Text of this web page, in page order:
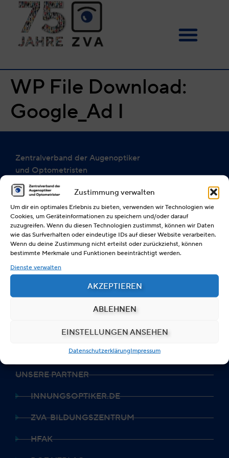
Zustimmung verwalten
Um dir ein optimales Erlebnis zu bieten, verwenden wir Technologien wie
Cookies, um Geräteinformationen zu speichern und/oder darauf
zuzugreifen. Wenn du diesen Technologien zustimmst, können wir Daten
wie das Surfverhalten oder eindeutige IDs auf dieser Website verarbeiten.
Wenn du deine Zustimmung nicht erteilst oder zurückziehst, können
bestimmte Merkmale und Funktionen beeinträchtigt werden.
Dienste verwalten
AKZEPTIEREN
ABLEHNEN
EINSTELLUNGEN ANSEHEN
DatenschutzerklärungImpressum
WP File Download:
Google_Ad I
Zentralverband der Augenoptiker
und Optometristen
Bundesinnungsverband
(§ 85 der Handwerksordnung)
Alexanderstraße 25 a
40210 Düsseldorf
Telefon: 0211 / 86 32 35 0
Telefax: 0211 / 86 32 35 35
E-Mail: info@zva.de
IMPRESSUM
DATENSCHUTZERKLÄRUNG
DISCLAIMER
UNSERE PARTNER
INNUNGSOPTIKER.DE
ZVA-BILDUNGSZENTRUM
HFAK